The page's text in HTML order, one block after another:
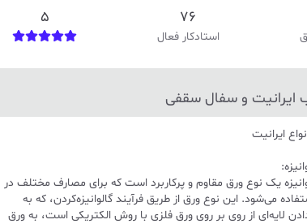
76
استادکار فعال
5
و سفال سقفی
ایرانیت
یک نوع ورق مقاوم و پرکاربرد است که برای مصارف مختلف در
می‌شود. این نوع ورق از طریق فرآیند گالوانیزه‌کردن، که به
لایه‌ای از روی بر روی ورق فلزی با روش الکتریکی است، به ورق